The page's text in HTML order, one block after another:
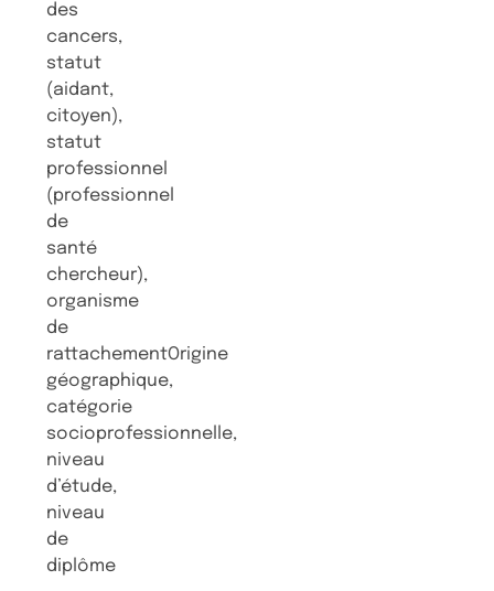
des
cancers,
statut
(aidant,
citoyen),
statut
professionnel
(professionnel
de
santé
chercheur),
organisme
de
rattachementOrigine
géographique,
catégorie
socioprofessionnelle,
niveau
d’étude,
niveau
de
diplôme